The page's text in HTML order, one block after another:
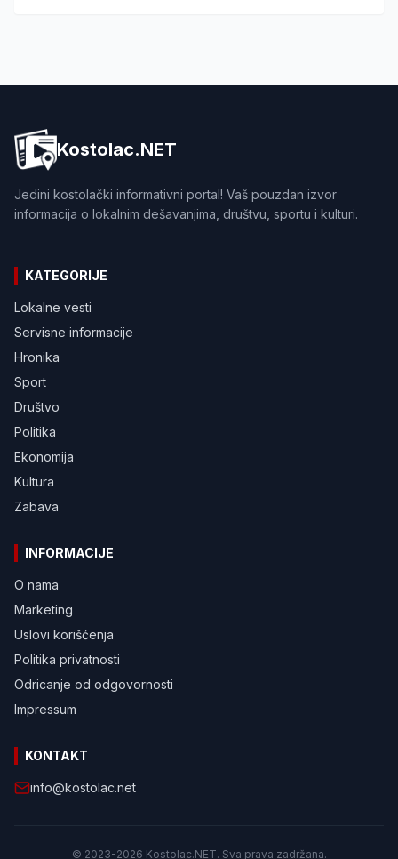
Kostolac.NET
Jedini kostolački informativni portal! Vaš pouzdan izvor
informacija o lokalnim dešavanjima, društvu, sportu i kulturi.
KATEGORIJE
Lokalne vesti
Servisne informacije
Hronika
Sport
Društvo
Politika
Ekonomija
Kultura
Zabava
INFORMACIJE
O nama
Marketing
Uslovi korišćenja
Politika privatnosti
Odricanje od odgovornosti
Impressum
KONTAKT
info@kostolac.net
© 2023-2026 Kostolac.NET. Sva prava zadržana.